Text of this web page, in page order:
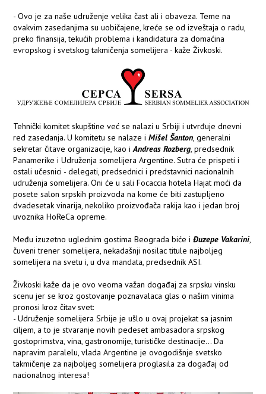
- Ovo je za naše udruženje velika čast ali i obaveza. Teme na
ovakvim zasedanjima su uobičajene, kreće se od izveštaja o radu,
preko finansija, tekućih problema i kandidatura za domaćina
evropskog i svetskog takmičenja somelijera - kaže Živkoski.
Tehnički komitet skupštine već se nalazi u Srbiji i utvrđuje dnevni
red zasedanja. U komitetu se nalaze iMišel Šanton, generalni
sekretar čitave organizacije, kao iAndreas Rozberg, predsednik
Panamerike i Udruženja somelijera Argentine. Sutra će prispeti i
ostali učesnici - delegati, predsednici i predstavnici nacionalnih
udruženja somelijera. Oni će u sali Focaccia hotela Hajat moći da
posete salon srpskih proizvoda na kome će biti zastupljeno
dvadesetak vinarija, nekoliko proizvođača rakija kao i jedan broj
uvoznika HoReCa opreme.
Među izuzetno uglednim gostima Beograda biće iĐuzepe Vakarini,
čuveni trener somelijera, nekadašnji nosilac titule najboljeg
somelijera na svetu i, u dva mandata, predsednik ASI.
Živkoski kaže da je ovo veoma važan događaj za srpsku vinsku
scenu jer se kroz gostovanje poznavalaca glas o našim vinima
pronosi kroz čitav svet:
- Udruženje somelijera Srbije je ušlo u ovaj projekat sa jasnim
ciljem, a to je stvaranje novih pedeset ambasadora srpskog
gostoprimstva, vina, gastronomije, turističke destinacije… Da
napravim paralelu, vlada Argentine je ovogodišnje svetsko
takmičenje za najboljeg somelijera proglasila za događaj od
nacionalnog interesa!